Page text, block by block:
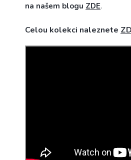
na našem blogu ZDE.
Celou kolekci naleznete